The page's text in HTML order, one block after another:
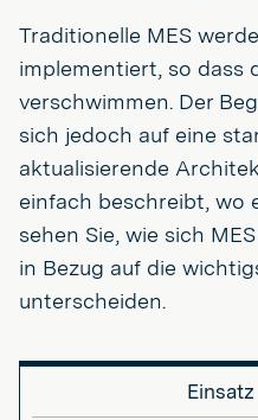
Traditionelle MES
implementiert, so dass
verschwimmen. Der
sich jedoch auf eine
aktualisierende
einfach beschreibt, wo
sehen Sie, wie sich
in Bezug auf die
unterscheiden.
Einsatz